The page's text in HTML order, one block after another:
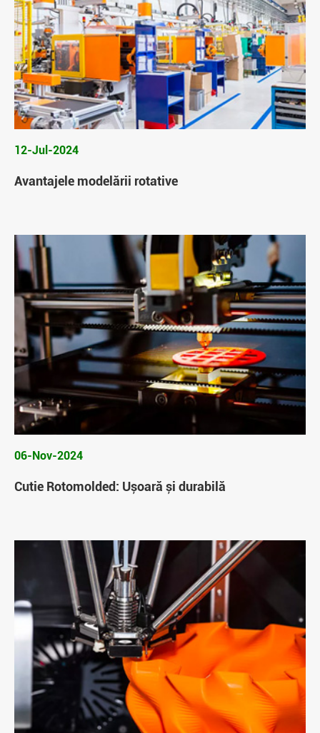
12-Jul-2024
Avantajele modelării rotative
06-Nov-2024
Cutie Rotomolded: Ușoară și durabilă